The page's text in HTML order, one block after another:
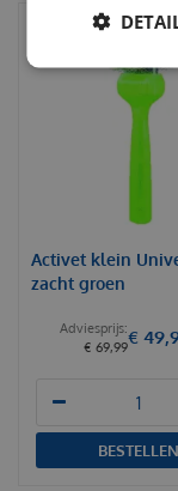
Activet klein
zacht groen
€ 69,99€ 49,
BESTELLEN